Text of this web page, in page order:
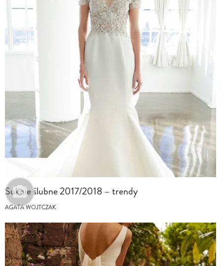
Suknie ślubne 2017/2018 – trendy
AGATA WOJTCZAK